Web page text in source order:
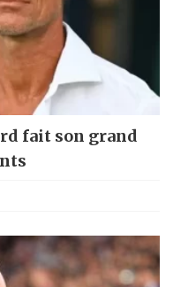
fait son grand